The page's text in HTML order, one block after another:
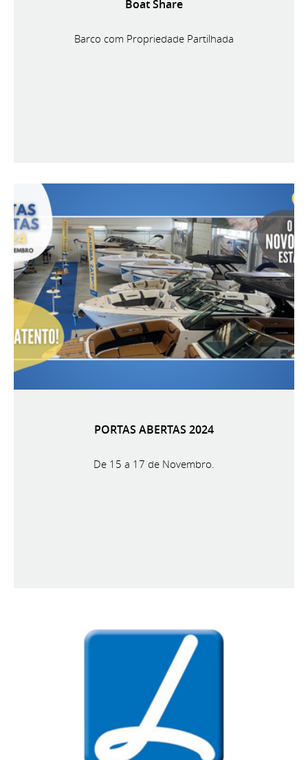
Boat Share
Barco com Propriedade Partilhada
PORTAS ABERTAS 2024
De 15 a 17 de Novembro.